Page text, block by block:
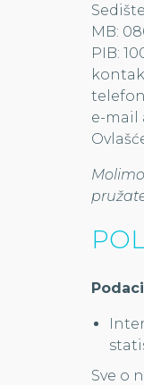
MB:
PIB:
telefon
e-mail
Sve o